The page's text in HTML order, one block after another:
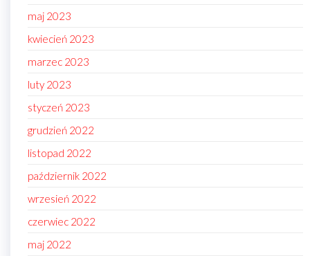
maj 2023
kwiecień 2023
marzec 2023
luty 2023
styczeń 2023
grudzień 2022
listopad 2022
październik 2022
wrzesień 2022
czerwiec 2022
maj 2022